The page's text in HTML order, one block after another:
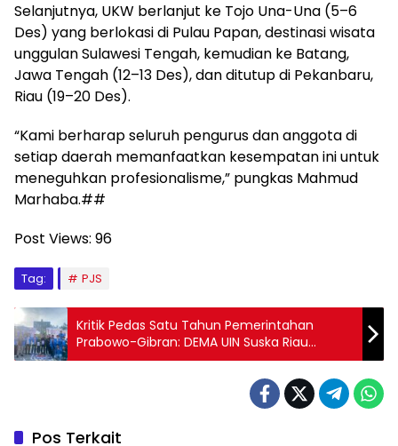
Selanjutnya, UKW berlanjut ke Tojo Una-Una (5–6
Des) yang berlokasi di Pulau Papan, destinasi wisata
unggulan Sulawesi Tengah, kemudian ke Batang,
Jawa Tengah (12–13 Des), dan ditutup di Pekanbaru,
Riau (19–20 Des).
“Kami berharap seluruh pengurus dan anggota di
setiap daerah memanfaatkan kesempatan ini untuk
meneguhkan profesionalisme,” pungkas Mahmud
Marhaba.##
Post Views: 96
Tag: PJS
Kritik Pedas Satu Tahun Pemerintahan
Prabowo-Gibran: DEMA UIN Suska Riau
Menggelar Aksi Simbolik di Depan Kantor
Pos Terkait
PJS